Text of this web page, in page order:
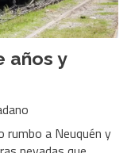
años y
rumbo a Neuquén y